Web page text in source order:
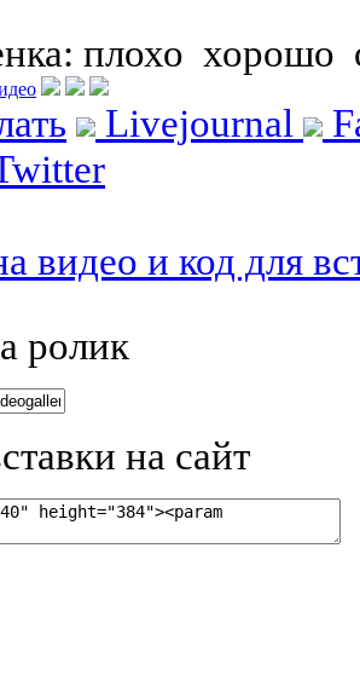
плохо хорошо
Livejournal
видео и код для
ролик
на сайт